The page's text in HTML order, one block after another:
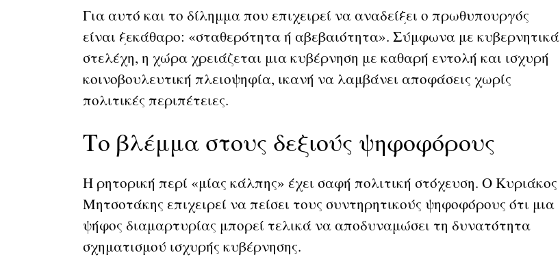
Για αυτό και το δίλημμα που επιχειρεί να αναδείξει ο πρωθυπουργός
είναι ξεκάθαρο: «σταθερότητα ή αβεβαιότητα». Σύμφωνα με κυβερνητικά
στελέχη, η χώρα χρειάζεται μια κυβέρνηση με καθαρή εντολή και ισχυρή
κοινοβουλευτική πλειοψηφία, ικανή να λαμβάνει αποφάσεις χωρίς
πολιτικές περιπέτειες.
Το βλέμμα στους δεξιούς ψηφοφόρους
Η ρητορική περί «μίας κάλπης» έχει σαφή πολιτική στόχευση. Ο Κυριάκος
Μητσοτάκης επιχειρεί να πείσει τους συντηρητικούς ψηφοφόρους ότι μια
ψήφος διαμαρτυρίας μπορεί τελικά να αποδυναμώσει τη δυνατότητα
σχηματισμού ισχυρής κυβέρνησης.